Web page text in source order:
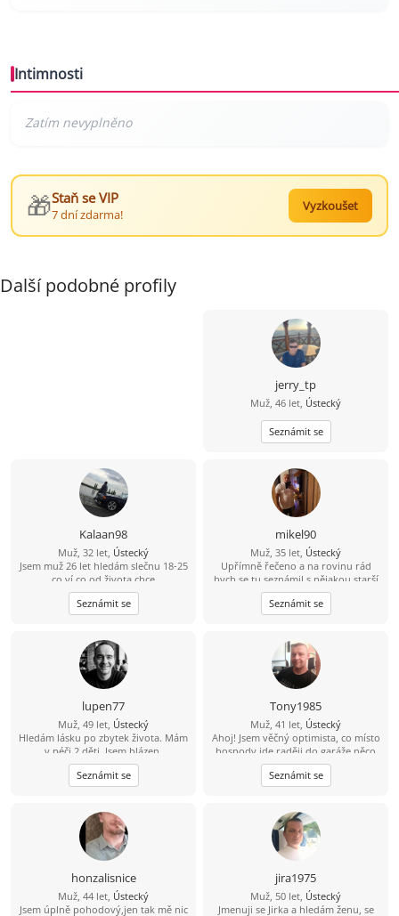
Intimnosti
🎁Staň se VIP
7 dní zdarma!
Vyzkoušet
Další podobné profily
jerry_tp
Muž, 46 let, Ústecký
Seznámit se
Kalaan98
Muž, 32 let, Ústecký
Jsem muž 26 let hledám slečnu 18-25
co ví co od života chce
Seznámit se
mikel90
Muž, 35 let, Ústecký
Upřímně řečeno a na rovinu rád
bych se tu seznámil s nějakou starší
ženou která by měla zájem o někoho
mladšího například mého věku a
mám i rodinu děti tak by to nevadilo
Seznámit se
lupen77
Muž, 49 let, Ústecký
Hledám lásku po zbytek života. Mám
v péči 2 děti. Jsem blázen.
Seznámit se
Tony1985
Muž, 41 let, Ústecký
Ahoj! Jsem věčný optimista, co místo
hospody jde raději do garáže něco
vytvářet. V bytě me moc nenajdeš,
protože trávím čas v přírodě na
houbách, na rybách... Hledám tu
kam nás to zavede ????
Seznámit se
honzalisnice
Muž, 44 let, Ústecký
Jsem úplně pohodový,jen tak mě nic
jira1975
Muž, 50 let, Ústecký
Jmenuji se Jirka a hledám ženu, se